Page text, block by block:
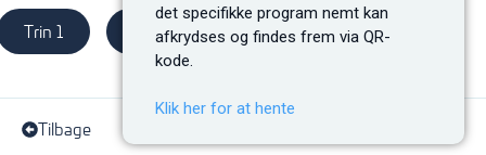
det specifikke program nemt kan
afkrydses og findes frem via QR-
kode.
Klik her for at hente
Trin 1 Trin 2 Trin 3
Tilbage